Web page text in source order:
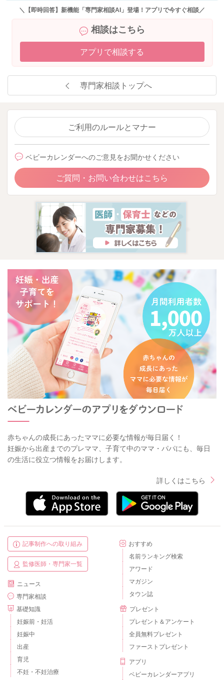
＼【即時回答】新機能「専門家相談AI」登場！アプリで今すぐ相談／
相談はこちら
アプリで相談する
専門家相談トップへ
ご利用のルールとマナー
ベビーカレンダーへのご意見をお聞かせください
ご質問・お問い合わせはこちら
赤ちゃんの成長にあったママに必要な情報が毎日届く！
妊娠から出産までのプレママ、子育て中のママ・パパにも、毎日
の生活に役立つ情報をお届けします。
詳しくはこちら
記事制作への取り組み
監修医師・専門家一覧
ニュース
専門家相談
基礎知識
妊娠前・妊活
妊娠中
出産
育児
不妊・不妊治療
おすすめ
名前ランキング検索
アワード
マガジン
タウン誌
プレゼント
プレゼント＆アンケート
全員無料プレゼント
ファーストプレゼント
アプリ
ベビーカレンダーアプリ